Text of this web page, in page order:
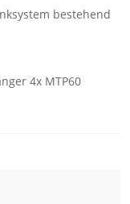
bestehend
4x MTP60